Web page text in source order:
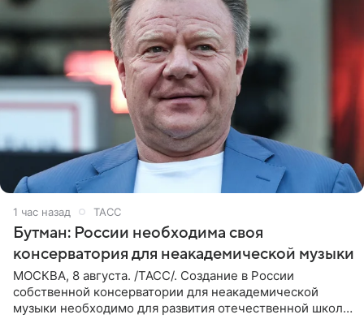
1 час назад ТАСС
Бутман: России необходима своя
консерватория для неакадемической музыки
МОСКВА, 8 августа. /ТАСС/. Создание в России
собственной консерватории для неакадемической
музыки необходимо для развития отечественной школы